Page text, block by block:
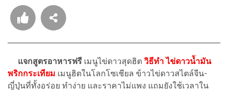
แจกสูตรอาหารฟรี เมนูไข่ดาวสุดฮิต วิธีทำ ไข่ดาวน้ำมัน
พริกกระเทียม เมนูฮิตในโลกโซเชียล ข้าวไข่ดาวสไตล์จีน-
ญี่ปุ่นที่ทั้งอร่อย ทำง่าย และราคาไม่แพง แถมยังใช้เวลาใน